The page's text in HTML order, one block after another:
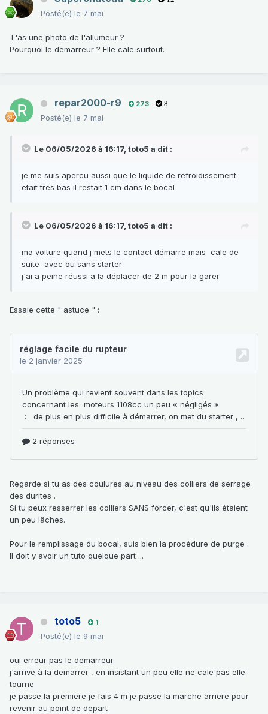
Posté(e) le 7 mai
T'as une photo de l'allumeur ?
Pourquoi le demarreur ? Elle cale surtout.
repar2000-r9 273 8
Posté(e) le 7 mai
Le 06/05/2026 à 16:17, toto5 a dit :
je me suis apercu aussi que le liquide de refroidissement
etait tres bas il restait 1 cm dans le bocal
Le 06/05/2026 à 16:17, toto5 a dit :
ma voiture quand j mets le contact démarre mais cale de
suite avec ou sans starter
j'ai a peine réussi a la déplacer de 2 m pour la garer
Essaie cette " astuce " :
Regarde si tu as des coulures au niveau des colliers de serrage
des durites .
Si tu peux resserrer les colliers SANS forcer, c'est qu'ils étaient
un peu lâches.
Pour le remplissage du bocal, suis bien la procédure de purge .
Il doit y avoir un tuto quelque part ...
toto5 1
Posté(e) le 9 mai
oui erreur pas le demarreur
j'arrive à la demarrer , en insistant un peu elle ne cale pas elle
tourne
je passe la premiere je fais 4 m je passe la marche arriere pour
revenir au point de depart